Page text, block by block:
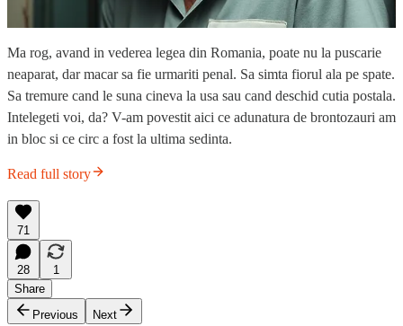
Ma rog, avand in vederea legea din Romania, poate nu la puscarie
neaparat, dar macar sa fie urmariti penal. Sa simta fiorul ala pe spate.
Sa tremure cand le suna cineva la usa sau cand deschid cutia postala.
Intelegeti voi, da? V-am povestit aici ce adunatura de brontozauri am
in bloc si ce circ a fost la ultima sedinta.
Read full story
71
28
1
Share
Previous
Next